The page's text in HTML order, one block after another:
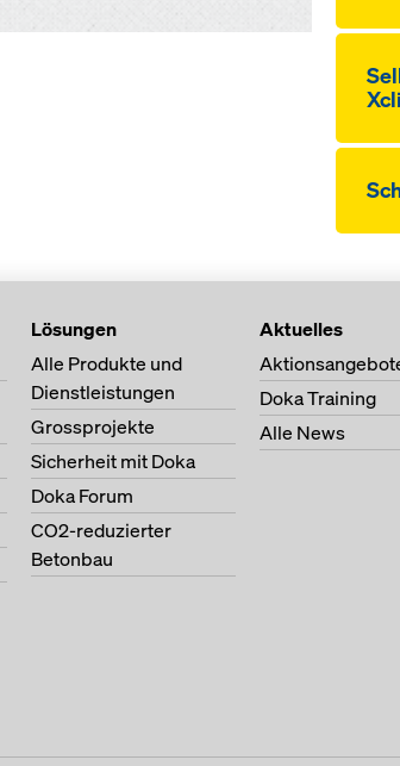
Lösungen
Alle Produkte und
Dienstleistungen
Grossprojekte
Sicherheit mit Doka
Doka Forum
CO2-reduzierter
Betonbau
Aktuelles
Doka Training
Alle News